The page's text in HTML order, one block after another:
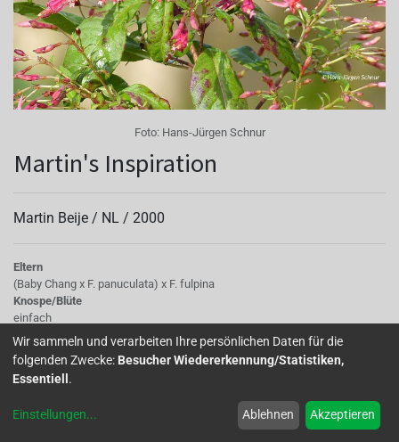
Foto: Hans-Jürgen Schnur
Martin's Inspiration
Martin Beije / NL / 2000
Eltern
(Baby Chang x F. panuculata) x F. fulpina
Knospe/Blüte
einfach
Wuchs
aufrechter Wuchs
’Martins Inspiration’ ist für die Freunde der kleinblütigen
Fuchsien eine interessante Sorte. Die Sorte hat einen
Wir sammeln und verarbeiten Ihre persönlichen Daten für die
folgenden Zwecke: Besucher Wiedererkennung/Statistiken,
Essentiell .
Einstellungen... Ablehnen Akzeptieren